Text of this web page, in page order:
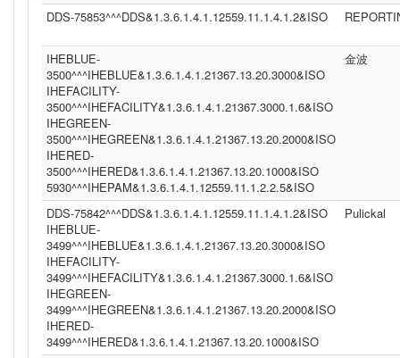
DDS-75853^^^DDS&1.3.6.1.4.1.12559.11.1.4.1.2&ISO
IHEBLUE-
3500^^^IHEBLUE&1.3.6.1.4.1.21367.13.20.3000&ISO
IHEFACILITY-
3500^^^IHEFACILITY&1.3.6.1.4.1.21367.3000.1.6&ISO
IHEGREEN-
3500^^^IHEGREEN&1.3.6.1.4.1.21367.13.20.2000&ISO
IHERED-
3500^^^IHERED&1.3.6.1.4.1.21367.13.20.1000&ISO
5930^^^IHEPAM&1.3.6.1.4.1.12559.11.1.2.2.5&ISO
金波
DDS-75842^^^DDS&1.3.6.1.4.1.12559.11.1.4.1.2&ISO
IHEBLUE-
3499^^^IHEBLUE&1.3.6.1.4.1.21367.13.20.3000&ISO
IHEFACILITY-
3499^^^IHEFACILITY&1.3.6.1.4.1.21367.3000.1.6&ISO
IHEGREEN-
3499^^^IHEGREEN&1.3.6.1.4.1.21367.13.20.2000&ISO
IHERED-
3499^^^IHERED&1.3.6.1.4.1.21367.13.20.1000&ISO
Pulickal